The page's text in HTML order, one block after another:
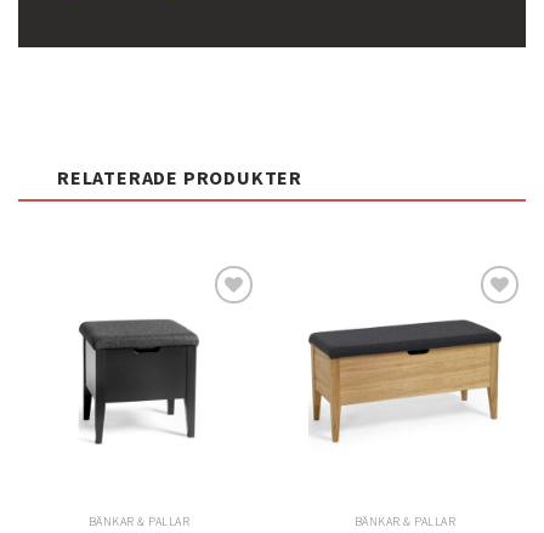
RELATERADE PRODUKTER
önskelistan
BÄNKAR & PALLAR
Lägg
till i
önskelistan
BÄNKAR & PALLAR